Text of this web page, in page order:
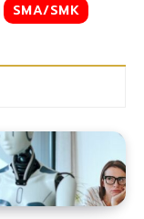
SMA/SMK